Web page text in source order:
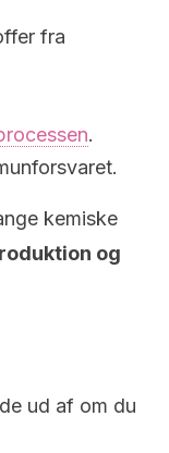
fra
.
kemiske
og
ud af om du